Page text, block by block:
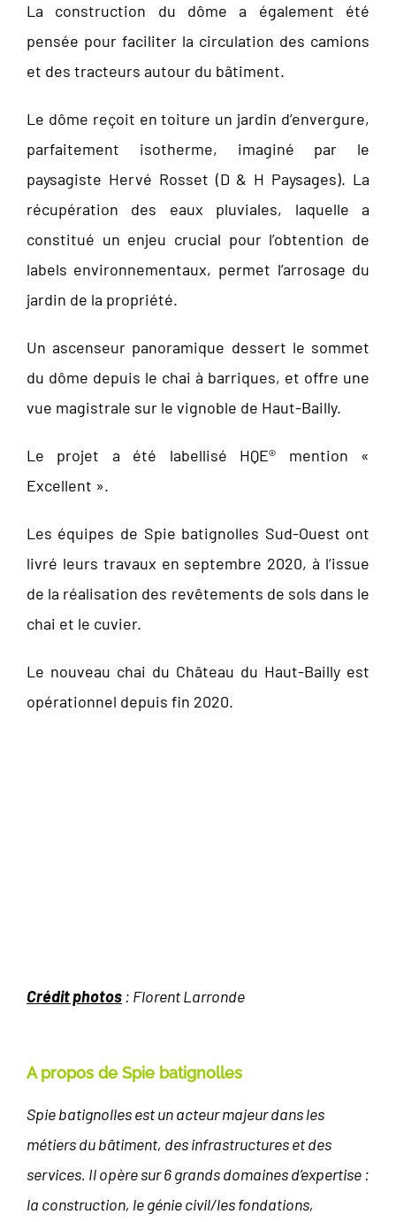
La construction du dôme a également été
pensée pour faciliter la circulation des camions
et des tracteurs autour du bâtiment.
Le dôme reçoit en toiture un jardin d’envergure,
parfaitement isotherme, imaginé par le
paysagiste Hervé Rosset (D & H Paysages). La
récupération des eaux pluviales, laquelle a
constitué un enjeu crucial pour l’obtention de
labels environnementaux, permet l’arrosage du
jardin de la propriété.
Un ascenseur panoramique dessert le sommet
du dôme depuis le chai à barriques, et offre une
vue magistrale sur le vignoble de Haut-Bailly.
Le projet a été labellisé HQE® mention «
Excellent ».
Les équipes de Spie batignolles Sud-Ouest ont
livré leurs travaux en septembre 2020, à l’issue
de la réalisation des revêtements de sols dans le
chai et le cuvier.
Le nouveau chai du Château du Haut-Bailly est
opérationnel depuis fin 2020.
Crédit photos: Florent Larronde
A propos de Spie batignolles
Spie batignolles est un acteur majeur dans les
métiers du bâtiment, des infrastructures et des
services. Il opère sur 6grands domaines d’expertise :
la construction, le génie civil/les fondations,